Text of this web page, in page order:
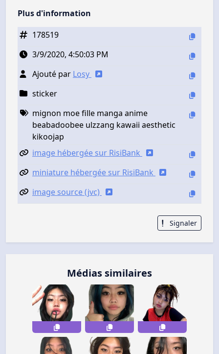
Plus d'information
178519
3/9/2020, 4:50:03 PM
Ajouté par Losy
sticker
mignon moe fille manga anime
beabadoobee ulzzang kawaii aesthetic
kikoojap
image hébergée sur RisiBank
miniature hébergée sur RisiBank
image source (jvc)
Signaler
Médias similaires